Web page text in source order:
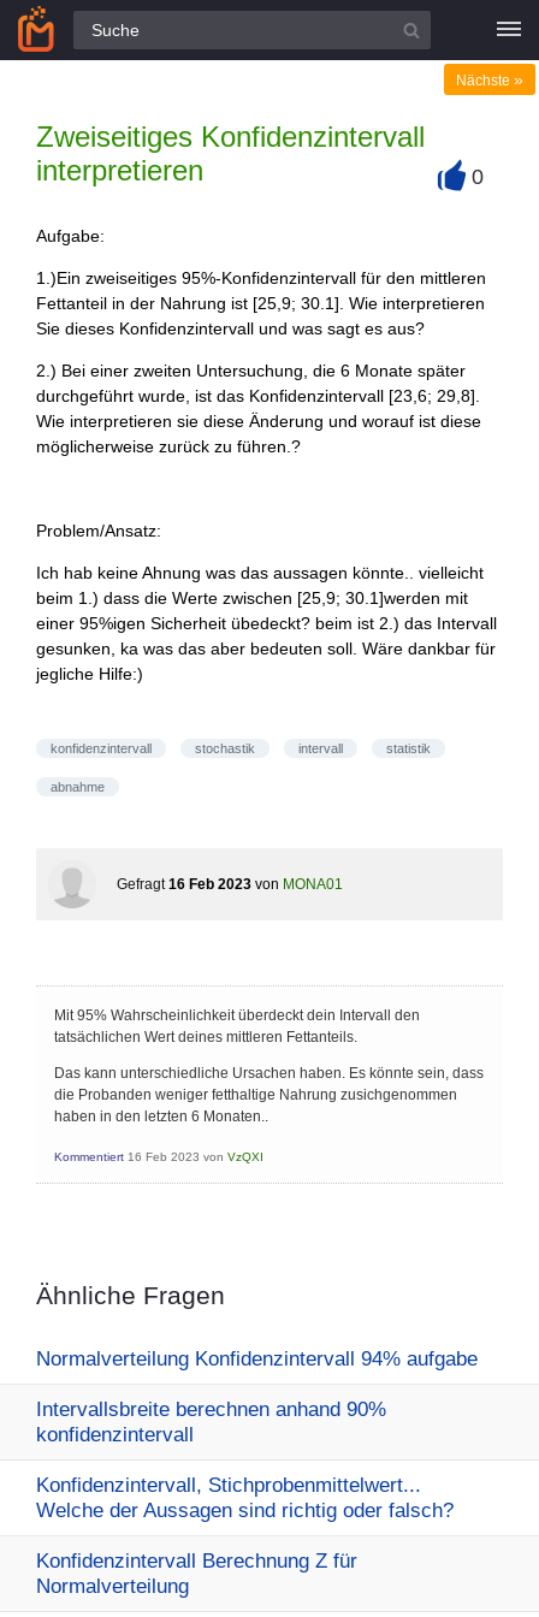
Alle Fragen
Zweiseitiges Konfidenzintervall
interpretieren
Nächste »
0
Aufgabe:
1.)Ein zweiseitiges 95%-Konfidenzintervall für den mittleren
Fettanteil in der Nahrung ist [25,9; 30.1]. Wie interpretieren
Sie dieses Konfidenzintervall und was sagt es aus?
2.) Bei einer zweiten Untersuchung, die 6 Monate später
durchgeführt wurde, ist das Konfidenzintervall [23,6; 29,8].
Wie interpretieren sie diese Änderung und worauf ist diese
möglicherweise zurück zu führen.?
Problem/Ansatz:
Ich hab keine Ahnung was das aussagen könnte.. vielleicht
beim 1.) dass die Werte zwischen [25,9; 30.1]werden mit
einer 95%igen Sicherheit übedeckt? beim ist 2.) das Intervall
gesunken, ka was das aber bedeuten soll. Wäre dankbar für
jegliche Hilfe:)
konfidenzintervall stochastik intervall statistik
abnahme
Gefragt 16 Feb 2023 von MONA01
Mit 95% Wahrscheinlichkeit überdeckt dein Intervall den
tatsächlichen Wert deines mittleren Fettanteils.
Das kann unterschiedliche Ursachen haben. Es könnte sein, dass
die Probanden weniger fetthaltige Nahrung zusichgenommen
haben in den letzten 6 Monaten..
Kommentiert 16 Feb 2023 von VzQXI
Ähnliche Fragen
Normalverteilung Konfidenzintervall 94% aufgabe
Intervallsbreite berechnen anhand 90%
konfidenzintervall
Konfidenzintervall, Stichprobenmittelwert...
Welche der Aussagen sind richtig oder falsch?
Konfidenzintervall Berechnung Z für
Normalverteilung